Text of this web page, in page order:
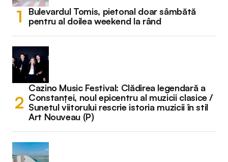
Bulevardul Tomis, pietonal doar sâmbătă
pentru al doilea weekend la rând
Cazino Music Festival: Clădirea legendară a
Constanței, noul epicentru al muzicii clasice /
Sunetul viitorului rescrie istoria muzicii în stil
Art Nouveau (P)